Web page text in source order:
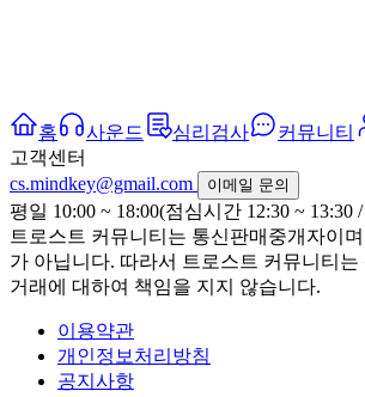
홈 사운드 심리검사 커뮤니티
고객센터
cs.mindkey@gmail.com
이메일 문의
평일 10:00 ~ 18:00(점심시간 12:30 ~
트로스트 커뮤니티는 통신판매중개자이
가 아닙니다. 따라서 트로스트 커뮤니티는
거래에 대하여 책임을 지지 않습니다.
이용약관
개인정보처리방침
공지사항